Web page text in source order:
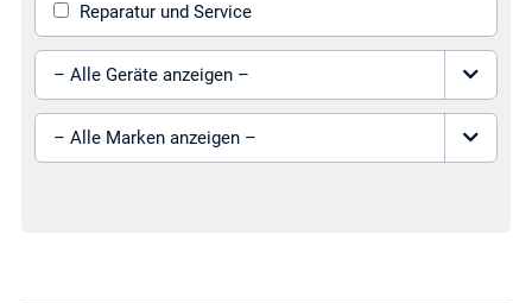
Lieferservice
Reparatur und Service
Gerät auswählen
Marke auswählen